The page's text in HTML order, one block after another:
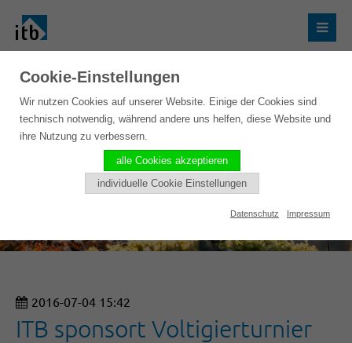
2016-07-04 15:42
ITB sponsort Voltigierturnier
Cookie-Einstellungen
Wir nutzen Cookies auf unserer Website. Einige der Cookies sind
technisch notwendig, während andere uns helfen, diese Website und
ihre Nutzung zu verbessern.
alle Cookies akzeptieren
individuelle Cookie Einstellungen
Datenschutz Impressum